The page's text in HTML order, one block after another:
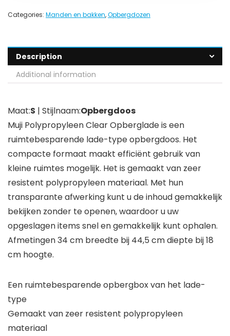
Categories: Manden en bakken,Opbergdozen
Description
Additional information
Maat:S | Stijlnaam:Opbergdoos
Muji Polypropyleen Clear Opberglade is een
ruimtebesparende lade-type opbergdoos. Het
compacte formaat maakt efficiënt gebruik van
kleine ruimtes mogelijk. Het is gemaakt van zeer
resistent polypropyleen materiaal. Met hun
transparante afwerking kunt u de inhoud gemakkelijk
bekijken zonder te openen, waardoor u uw
opgeslagen items snel en gemakkelijk kunt ophalen.
Afmetingen 34 cm breedte bij 44,5 cm diepte bij 18
cm hoogte.
Een ruimtebesparende opbergbox van het lade-
type
Gemaakt van zeer resistent polypropyleen
materiaal